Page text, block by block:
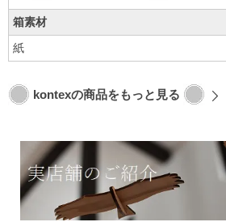
箱素材
紙
kontexの商品をもっと見る